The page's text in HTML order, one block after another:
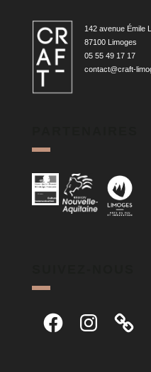
142 avenue Émile
87100 Limoges
05 55 49 17 17
contact@craft-
FacebookInstagram